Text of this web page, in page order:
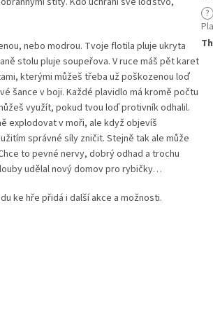
nebo modrou. Tvoje flotila pluje ukryta
stolu pluje soupeřova. V ruce máš pět karet
kterými můžeš třeba už poškozenou loď
šance v boji. Každé plavidlo má kromě počtu
využít, pokud tvou loď protivník odhalil.
explodovat v moři, ale když objevíš
správné síly zničit. Stejně tak ale může
to pevné nervy, dobrý odhad a trochu
udělal nový domov pro rybičky…
ke hře přidá i další akce a možnosti.
?